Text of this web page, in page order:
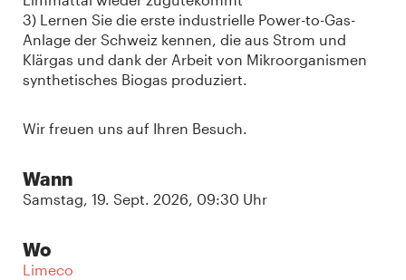
3) Lernen Sie die erste industrielle Power-to-Gas-
Anlage der Schweiz kennen, die aus Strom und
Klärgas und dank der Arbeit von Mikroorganismen
synthetisches Biogas produziert.
Wir freuen uns auf Ihren Besuch.
Wann
Samstag, 19. Sept. 2026, 09:30 Uhr
Wo
Limeco